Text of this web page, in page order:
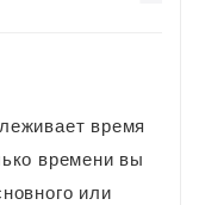
время
времени вы
или